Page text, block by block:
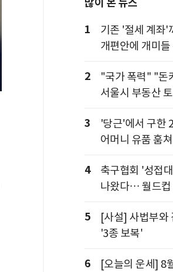
많이 본 뉴스
1
기존 '절세 계좌'
개편안에 개미들
2
"국가 폭력" "돈
서울시 부동산
3
'당근'에서 구한
어머니 유품 훔
4
축구협회 '성접
나왔다… 월드컵
5
[사설] 사법부와
'3종 보복'
6
[오늘의 운세] 8